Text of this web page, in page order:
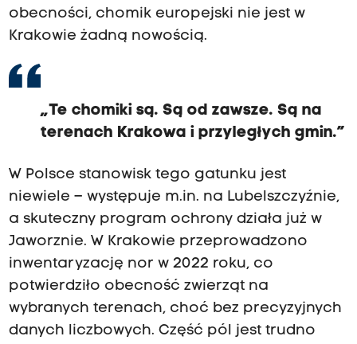
obecności, chomik europejski nie jest w
Krakowie żadną nowością.
„Te chomiki są. Są od zawsze. Są na
terenach Krakowa i przyległych gmin.”
W Polsce stanowisk tego gatunku jest
niewiele – występuje m.in. na Lubelszczyźnie,
a skuteczny program ochrony działa już w
Jaworznie. W Krakowie przeprowadzono
inwentaryzację nor w 2022 roku, co
potwierdziło obecność zwierząt na
wybranych terenach, choć bez precyzyjnych
danych liczbowych. Część pól jest trudno